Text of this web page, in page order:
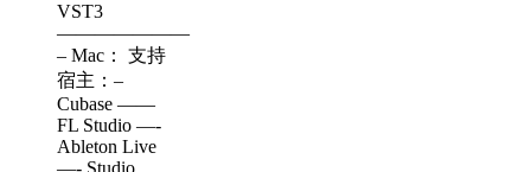
VST3
———————
– Mac： 支持
宿主：–
Cubase ——
FL Studio —-
Ableton Live